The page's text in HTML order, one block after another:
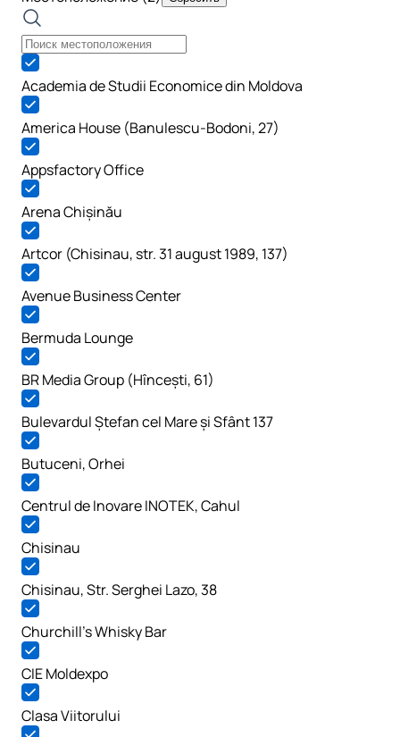
Academia de Studii Economice din Moldova
America House (Banulescu-Bodoni, 27)
Appsfactory Office
Arena Chișinău
Artcor (Chisinau, str. 31 august 1989, 137)
Avenue Business Center
Bermuda Lounge
BR Media Group (Hîncești, 61)
Bulevardul Ștefan cel Mare și Sfânt 137
Butuceni, Orhei
Centrul de Inovare INOTEK, Cahul
Chisinau
Chisinau, Str. Serghei Lazo, 38
Churchill’s Whisky Bar
CIE Moldexpo
Clasa Viitorului